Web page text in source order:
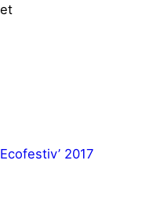
et
Ecofestiv’ 2017